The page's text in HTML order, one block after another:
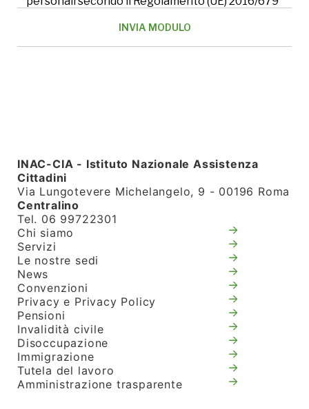
INAC-CIA - Istituto Nazionale Assistenza
Cittadini
Via Lungotevere Michelangelo, 9 - 00196 Roma
Centralino
Tel. 06 99722301
Chi siamo
Servizi
Le nostre sedi
News
Convenzioni
Privacy e Privacy Policy
Pensioni
Invalidità civile
Disoccupazione
Immigrazione
Tutela del lavoro
Amministrazione trasparente